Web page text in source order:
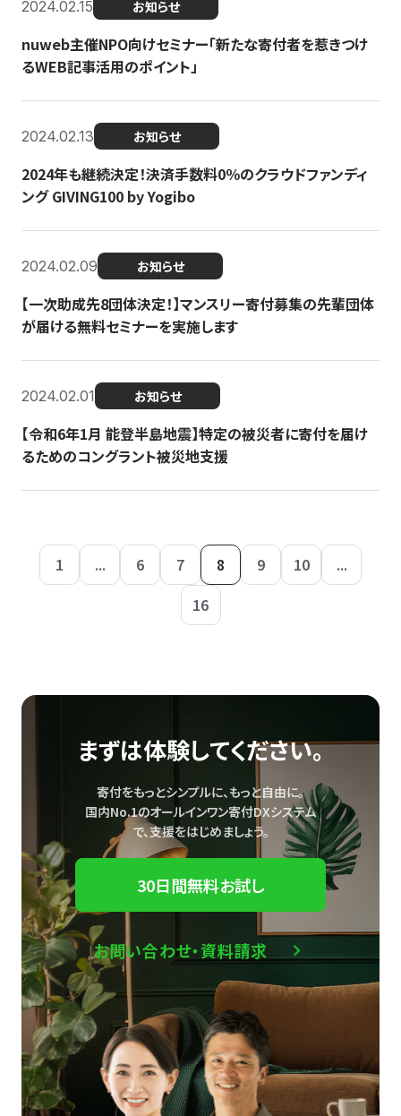
2024.02.15 お知らせ
nuweb主催NPO向けセミナー「新たな寄付者を惹きつけ
るWEB記事活用のポイント」
2024.02.13 お知らせ
2024年も継続決定！決済手数料0％のクラウドファンディ
ング GIVING100 by Yogibo
2024.02.09 お知らせ
【一次助成先8団体決定！】マンスリー寄付募集の先輩団体
が届ける無料セミナーを実施します
2024.02.01 お知らせ
【令和6年1月 能登半島地震】特定の被災者に寄付を届け
るためのコングラント被災地支援
1 ... 6 7 8 9 10
...
16
まずは体験してください。
寄付をもっとシンプルに、もっと自由に。
国内No.1のオールインワン寄付DXシステム
で、支援をはじめましょう。
30日間無料お試し
お問い合わせ・資料請求